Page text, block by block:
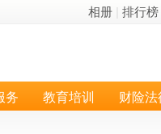
相册 排行榜
务 教育培训 财险法